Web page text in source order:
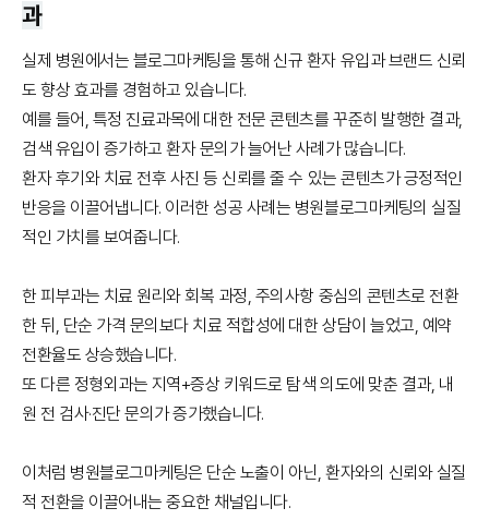
과
실제 병원에서는 블로그마케팅을 통해 신규 환자 유입과 브랜드 신뢰
도 향상 효과를 경험하고 있습니다.
예를 들어, 특정 진료과목에 대한 전문 콘텐츠를 꾸준히 발행한 결과,
검색 유입이 증가하고 환자 문의가 늘어난 사례가 많습니다.
환자 후기와 치료 전후 사진 등 신뢰를 줄 수 있는 콘텐츠가 긍정적인
반응을 이끌어냅니다. 이러한 성공 사례는 병원블로그마케팅의 실질
적인 가치를 보여줍니다.
한 피부과는 치료 원리와 회복 과정, 주의사항 중심의 콘텐츠로 전환
한 뒤, 단순 가격 문의보다 치료 적합성에 대한 상담이 늘었고, 예약
전환율도 상승했습니다.
또 다른 정형외과는 지역+증상 키워드로 탐색 의도에 맞춘 결과, 내
원 전 검사·진단 문의가 증가했습니다.
이처럼 병원블로그마케팅은 단순 노출이 아닌, 환자와의 신뢰와 실질
적 전환을 이끌어내는 중요한 채널입니다.